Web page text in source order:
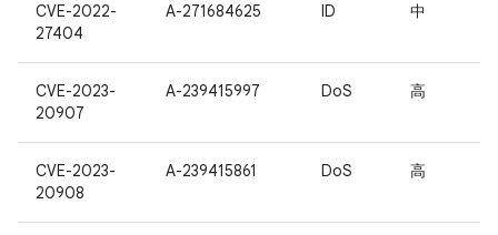
CVE-2022-
27404
A-271684625 ID 中
CVE-2023-
20907
A-239415997 DoS 高
CVE-2023-
20908
A-239415861 DoS 高